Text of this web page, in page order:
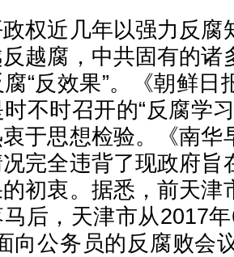
权近几年以强力反腐
越腐，中共固有的诸
“反效果”。《朝鲜日
不时召开的“反腐学
于思想检验。《南华
完全违背了现政府旨
初衷。据悉，前天津
后，天津市从2017
向公务员的反腐败会